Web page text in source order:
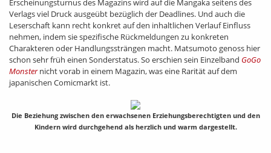
Erscheinungsturnus des Magazins wird auf die Mangaka seitens des
Verlags viel Druck ausgeübt bezüglich der Deadlines. Und auch die
Leserschaft kann recht konkret auf den inhaltlichen Verlauf Einfluss
nehmen, indem sie spezifische Rückmeldungen zu konkreten
Charakteren oder Handlungssträngen macht. Matsumoto genoss hier
schon sehr früh einen Sonderstatus. So erschien sein Einzelband GoGo
Monsternicht vorab in einem Magazin, was eine Rarität auf dem
japanischen Comicmarkt ist.
Die Beziehung zwischen den erwachsenen Erziehungsberechtigten und den
Kindern wird durchgehend als herzlich und warm dargestellt.